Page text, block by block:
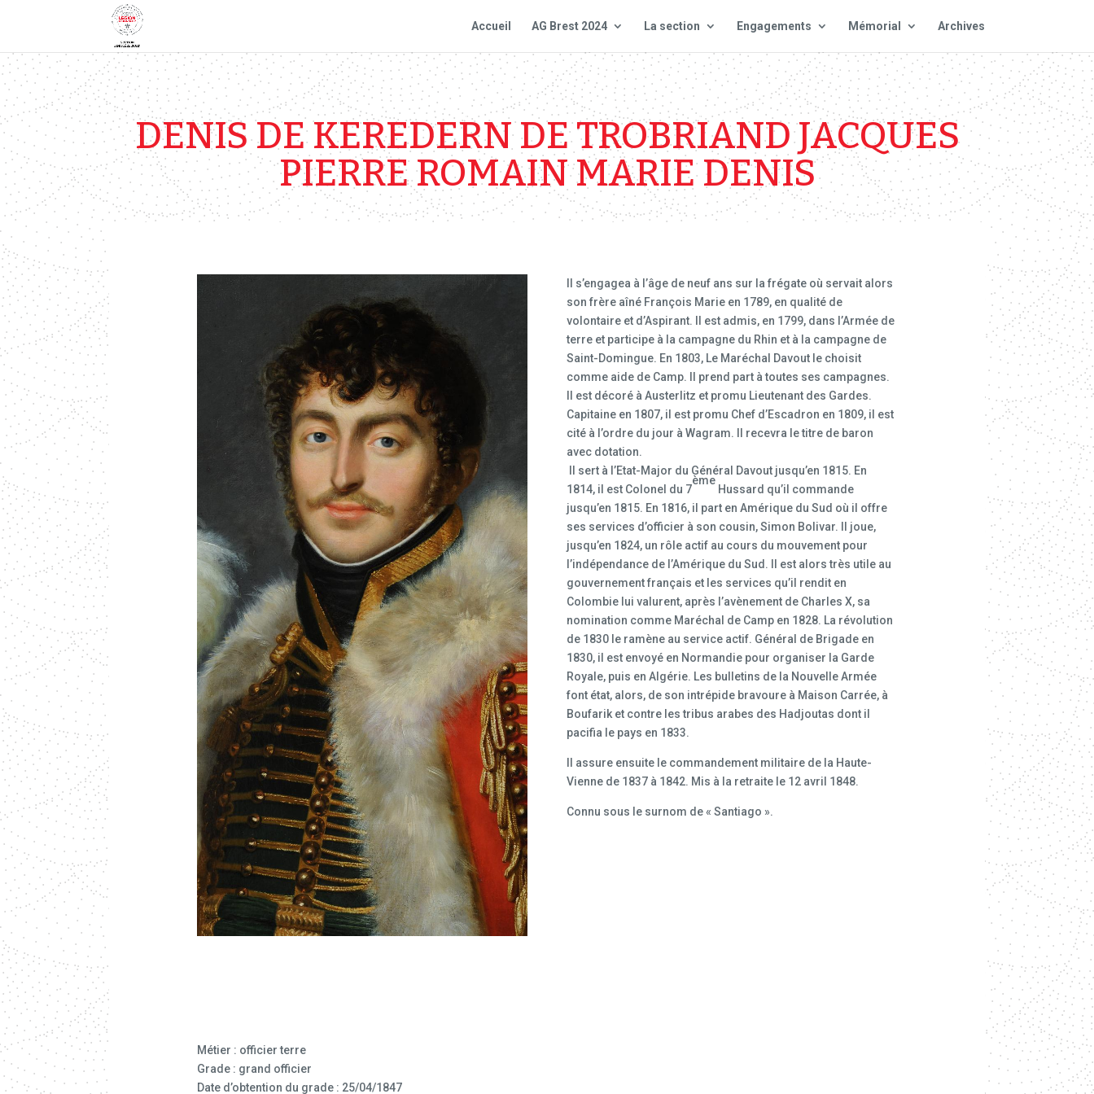
Accueil AG Brest 2024 La section Engagements Mémorial Archives
DENIS DE KEREDERN DE TROBRIAND JACQUES
PIERRE ROMAIN MARIE DENIS
Il s’engagea à l’âge de neuf ans sur la frégate où servait alors
son frère aîné François Marie en 1789, en qualité de
volontaire et d’Aspirant. Il est admis, en 1799, dans l’Armée de
terre et participe à la campagne du Rhin et à la campagne de
Saint-Domingue. En 1803, Le Maréchal Davout le choisit
comme aide de Camp. Il prend part à toutes ses campagnes.
Il est décoré à Austerlitz et promu Lieutenant des Gardes.
Capitaine en 1807, il est promu Chef d’Escadron en 1809, il est
cité à l’ordre du jour à Wagram. Il recevra le titre de baron
avec dotation.
Il sert à l’Etat-Major du Général Davout jusqu’en 1815. En
1814, il est Colonel du 7
ème
Hussard qu’il commande
jusqu’en 1815. En 1816, il part en Amérique du Sud où il offre
ses services d’officier à son cousin, Simon Bolivar. Il joue,
jusqu’en 1824, un rôle actif au cours du mouvement pour
l’indépendance de l’Amérique du Sud. Il est alors très utile au
gouvernement français et les services qu’il rendit en
Colombie lui valurent, après l’avènement de Charles X, sa
nomination comme Maréchal de Camp en 1828. La révolution
de 1830 le ramène au service actif. Général de Brigade en
1830, il est envoyé en Normandie pour organiser la Garde
Royale, puis en Algérie. Les bulletins de la Nouvelle Armée
font état, alors, de son intrépide bravoure à Maison Carrée, à
Boufarik et contre les tribus arabes des Hadjoutas dont il
pacifia le pays en 1833.
Il assure ensuite le commandement militaire de la Haute-
Vienne de 1837 à 1842. Mis à la retraite le 12 avril 1848.
Connu sous le surnom de « Santiago ».
Métier : officier terre
Grade : grand officier
Date d’obtention du grade : 25/04/1847